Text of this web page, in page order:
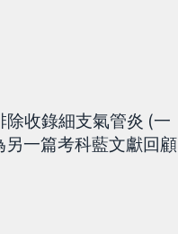
收錄細支氣管炎 (一
一篇考科藍文獻回顧